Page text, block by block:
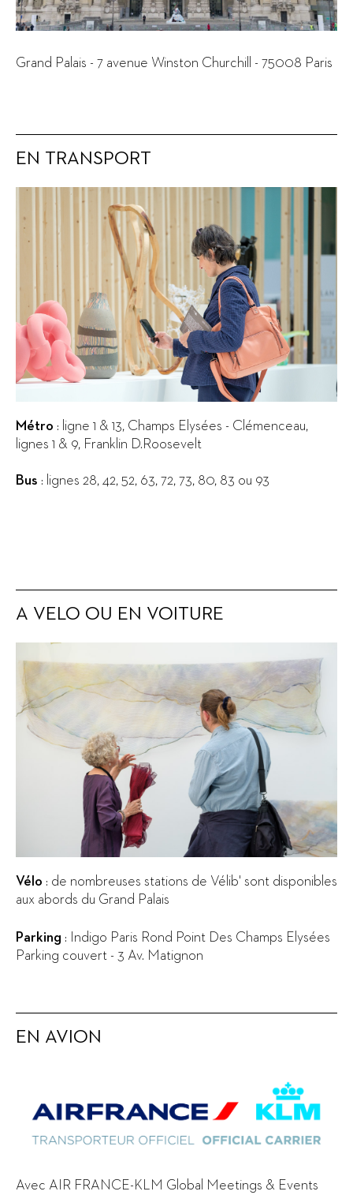
Grand Palais - 7 avenue Winston Churchill - 75008 Paris
EN TRANSPORT
Métro : ligne 1 & 13, Champs Elysées - Clémenceau,
lignes 1 & 9, Franklin D.Roosevelt
Bus : lignes 28, 42, 52, 63, 72, 73, 80, 83 ou 93
A VELO OU EN VOITURE
Vélo : de nombreuses stations de Vélib' sont disponibles
aux abords du Grand Palais
Parking : Indigo Paris Rond Point Des Champs Elysées
Parking couvert - 3 Av. Matignon
EN AVION
Avec AIR FRANCE-KLM Global Meetings & Events